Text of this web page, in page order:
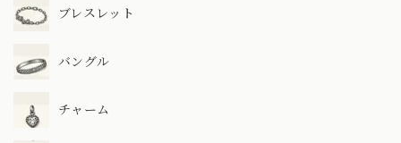
ブレスレット
バングル
チャーム